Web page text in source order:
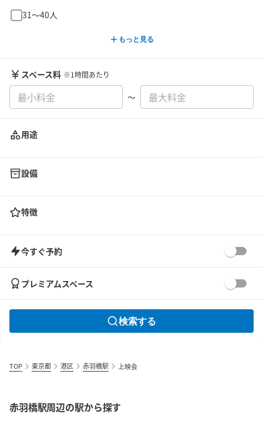
31〜40人
もっと見る
スペース料 ※1時間あたり
〜
用途
設備
特徴
今すぐ予約
プレミアムスペース
検索する
TOP 東京都 港区 赤羽橋駅 上映会
赤羽橋駅周辺の駅から探す